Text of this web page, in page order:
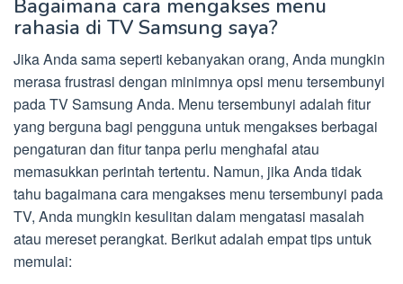
Bagaimana cara mengakses menu
rahasia di TV Samsung saya?
Jika Anda sama seperti kebanyakan orang, Anda mungkin
merasa frustrasi dengan minimnya opsi menu tersembunyi
pada TV Samsung Anda. Menu tersembunyi adalah fitur
yang berguna bagi pengguna untuk mengakses berbagai
pengaturan dan fitur tanpa perlu menghafal atau
memasukkan perintah tertentu. Namun, jika Anda tidak
tahu bagaimana cara mengakses menu tersembunyi pada
TV, Anda mungkin kesulitan dalam mengatasi masalah
atau mereset perangkat. Berikut adalah empat tips untuk
memulai: